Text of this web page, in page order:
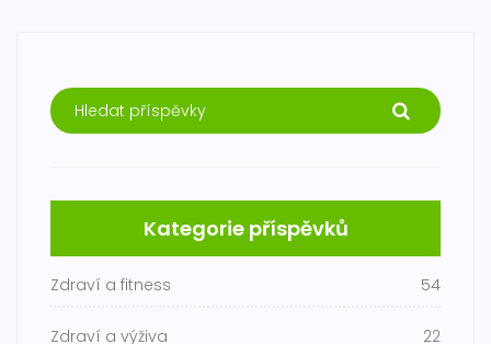
Kategorie příspěvků
Zdraví a fitness 54
Zdraví a výživa 22